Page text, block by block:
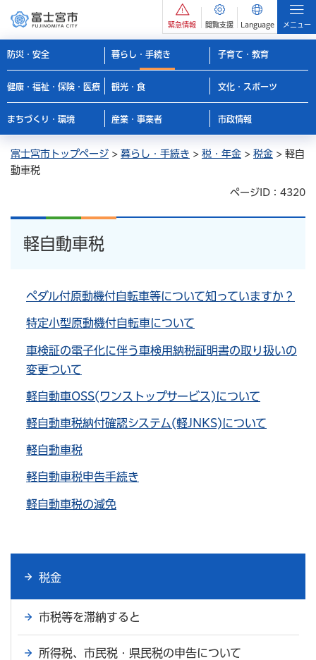
緊急情報 閲覧支援 Language メニュー
防災・安全 暮らし・手続き 子育て・教育
健康・福祉・保険・医療 観光・食 文化・スポーツ
まちづくり・環境 産業・事業者 市政情報
富士宮市トップページ > 暮らし・手続き > 税・年金 > 税金 > 軽自
動車税
ページID：4320
軽自動車税
ペダル付原動機付自転車等について知っていますか？
特定小型原動機付自転車について
車検証の電子化に伴う車検用納税証明書の取り扱いの
変更ついて
軽自動車OSS(ワンストップサービス)について
軽自動車税納付確認システム(軽JNKS)について
軽自動車税
軽自動車税申告手続き
軽自動車税の減免
税金
市税等を滞納すると
所得税、市民税・県民税の申告について